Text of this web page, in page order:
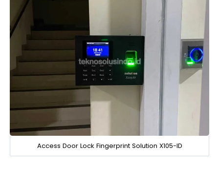
Access Door Lock Fingerprint Solution X105-ID